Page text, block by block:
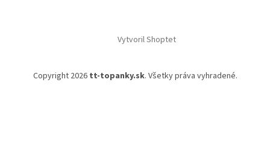
Vytvoril Shoptet
Copyright 2026 tt-topanky.sk. Všetky práva vyhradené.